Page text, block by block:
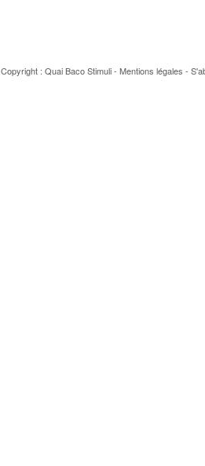
Copyright : Quai BacoStimuli- Mentions légales -